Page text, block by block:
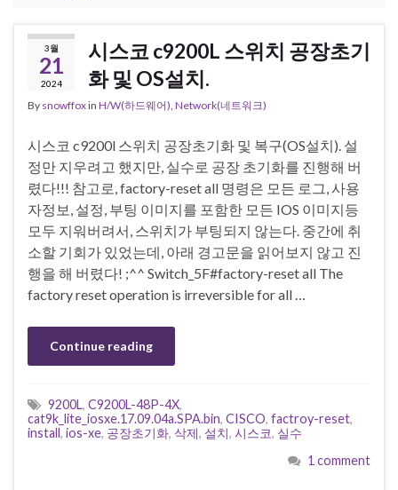
3월
21
2024
시스코 c9200L 스위치 공장초기
화 및 OS설치.
By snowffoxin H/W(하드웨어) Network(네트워크)
시스코 c9200l 스위치 공장초기화 및 복구(OS설치). 설
정만 지우려고 했지만, 실수로 공장 초기화를 진행해 버
렸다!!! 참고로, factory-reset all 명령은 모든 로그, 사용
자정보, 설정, 부팅 이미지를 포함한 모든 IOS 이미지등
모두 지워버려서, 스위치가 부팅되지 않는다. 중간에 취
소할 기회가 있었는데, 아래 경고문을 읽어보지 않고 진
행을 해 버렸다! ;^^ Switch_5F#factory-reset all The
factory reset operation is irreversible for all …
Continue reading
9200L, C9200L-48P-4X,
cat9k_lite_iosxe.17.09.04a.SPA.bin, CISCO, factroy-reset,
install, ios-xe, 공장초기화, 삭제, 설치, 시스코, 실수
1 comment